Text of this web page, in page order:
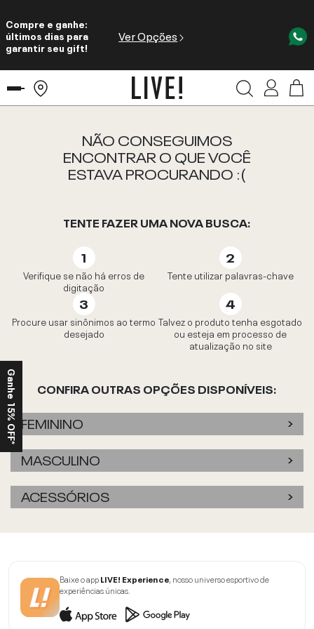
Compre e ganhe:
últimos dias para
garantir seu gift!
Ver Opções
NÃO CONSEGUIMOS
ENCONTRAR O QUE VOCÊ
ESTAVA PROCURANDO :(
TENTE FAZER UMA NOVA BUSCA:
Verifique se não há erros de
digitação
Tente utilizar palavras-chave
Procure usar sinônimos ao termo
desejado
Talvez o produto tenha esgotado
ou esteja em processo de
atualização no site
CONFIRA OUTRAS OPÇÕES DISPONÍVEIS:
FEMININO
MASCULINO
ACESSÓRIOS
Baixe o appLIVE! Experience, nosso universo esportivo de
experiências únicas.
Ganhe 15% OFF*